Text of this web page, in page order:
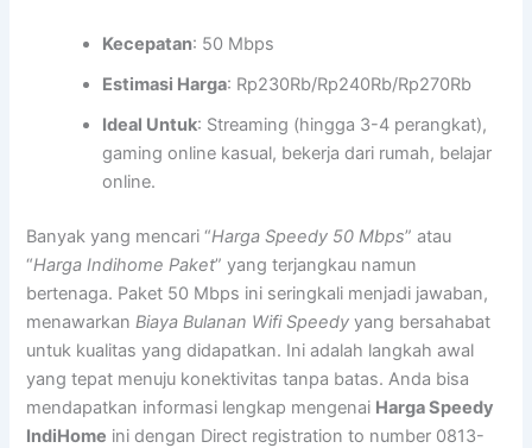
Kecepatan: 50 Mbps
Estimasi Harga: Rp230Rb/Rp240Rb/Rp270Rb
Ideal Untuk: Streaming (hingga 3-4 perangkat),
gaming online kasual, bekerja dari rumah, belajar
online.
Banyak yang mencari “Harga Speedy 50 Mbps” atau
“Harga Indihome Paket” yang terjangkau namun
bertenaga. Paket 50 Mbps ini seringkali menjadi jawaban,
menawarkanBiaya Bulanan Wifi Speedy yang bersahabat
untuk kualitas yang didapatkan. Ini adalah langkah awal
yang tepat menuju konektivitas tanpa batas. Anda bisa
mendapatkan informasi lengkap mengenai Harga Speedy
IndiHome ini dengan Direct registration to number 0813-